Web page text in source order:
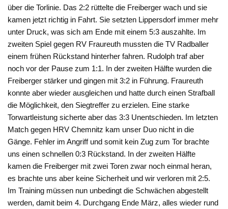
über die Torlinie. Das 2:2 rüttelte die Freiberger wach und sie
kamen jetzt richtig in Fahrt. Sie setzten Lippersdorf immer mehr
unter Druck, was sich am Ende mit einem 5:3 auszahlte. Im
zweiten Spiel gegen RV Fraureuth mussten die TV Radballer
einem frühen Rückstand hinterher fahren. Rudolph traf aber
noch vor der Pause zum 1:1. In der zweiten Hälfte wurden die
Freiberger stärker und gingen mit 3:2 in Führung. Fraureuth
konnte aber wieder ausgleichen und hatte durch einen Strafball
die Möglichkeit, den Siegtreffer zu erzielen. Eine starke
Torwartleistung sicherte aber das 3:3 Unentschieden. Im letzten
Match gegen HRV Chemnitz kam unser Duo nicht in die
Gänge. Fehler im Angriff und somit kein Zug zum Tor brachte
uns einen schnellen 0:3 Rückstand. In der zweiten Hälfte
kamen die Freiberger mit zwei Toren zwar noch einmal heran,
es brachte uns aber keine Sicherheit und wir verloren mit 2:5.
Im Training müssen nun unbedingt die Schwächen abgestellt
werden, damit beim 4. Durchgang Ende März, alles wieder rund